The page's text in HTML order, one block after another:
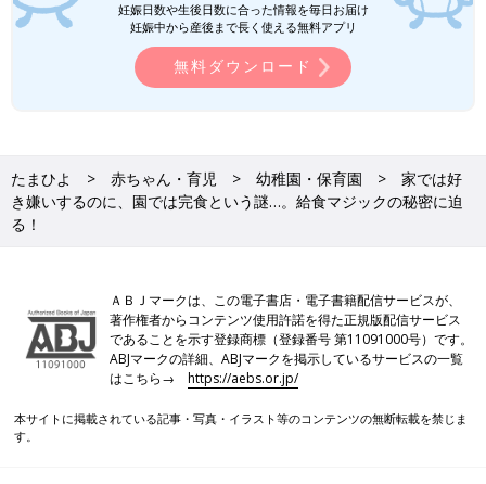
妊娠日数や生後日数に合った情報を毎日お届け
妊娠中から産後まで長く使える無料アプリ
無料ダウンロード
たまひよ 赤ちゃん・育児 幼稚園・保育園
家では好
き嫌いするのに、園では完食という謎…。給食マジックの秘密に迫
る！
ＡＢＪマークは、この電子書店・電子書籍配信サービスが、
著作権者からコンテンツ使用許諾を得た正規版配信サービス
であることを示す登録商標（登録番号 第11091000号）です。
ABJマークの詳細、ABJマークを掲示しているサービスの一覧
はこちら→https://aebs.or.jp/
本サイトに掲載されている記事・写真・イラスト等のコンテンツの無断転載を禁じま
す。